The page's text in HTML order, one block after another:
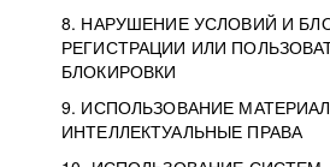
8. НАРУШЕНИЕ УСЛОВИЙ И
РЕГИСТРАЦИИ ИЛИ
БЛОКИРОВКИ
9. ИСПОЛЬЗОВАНИЕ
ИНТЕЛЛЕКТУАЛЬНЫЕ ПРАВА